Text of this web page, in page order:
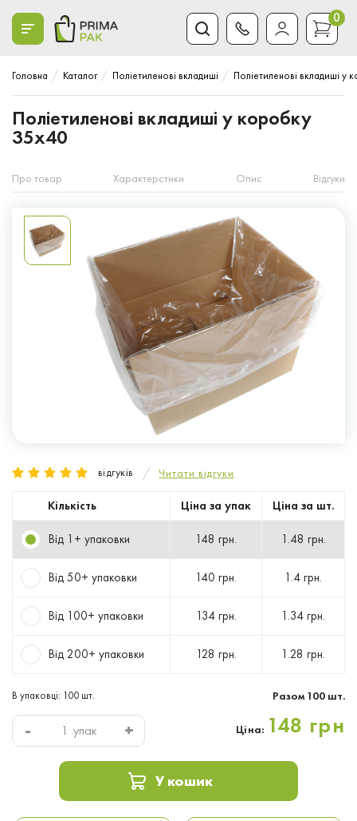
0
Головна Каталог Поліетиленові вкладиші Поліетиленові вкладиші у
Поліетиленові вкладиші у коробку
35x40
Про товар Характерстики Опис Відгуки
відгуків Читати відгуки
Кількість Ціна за упак Ціна за шт.
Від 1+ упаковки 148 грн. 1.48 грн.
Від 50+ упаковки 140 грн. 1.4 грн.
Від 100+ упаковки 134 грн. 1.34 грн.
Від 200+ упаковки 128 грн. 1.28 грн.
В упаковці: 100 шт.
- упак +
Разом100 шт.
Ціна: 148 грн
У кошик